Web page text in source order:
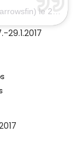
le 29 Nov. 2016 à 0h12 PST
29.1.2017